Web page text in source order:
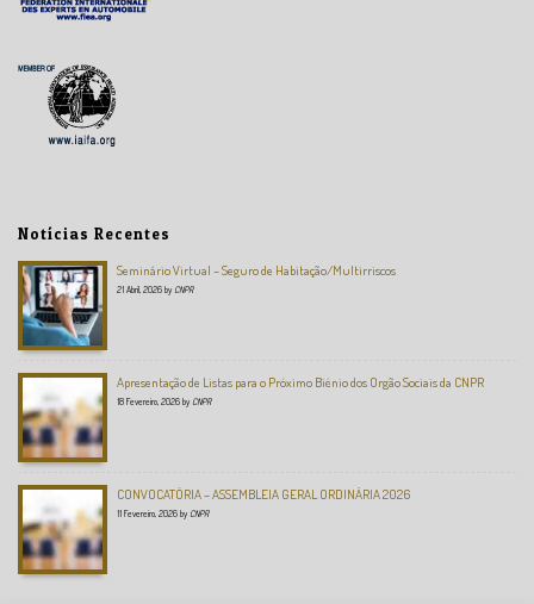
Notícias Recentes
Seminário Virtual – Seguro de Habitação/Multirriscos
21 Abril, 2026 by CNPR
Apresentação de Listas para o Próximo Biénio dos Orgão Sociais da CNPR
18 Fevereiro, 2026 by CNPR
CONVOCATÓRIA – ASSEMBLEIA GERAL ORDINÁRIA 2026
11 Fevereiro, 2026 by CNPR